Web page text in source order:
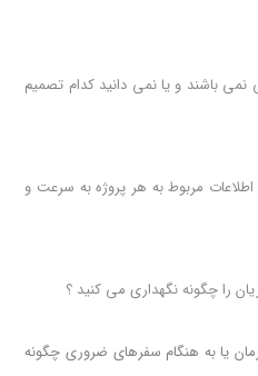
باشند و یا نمی دانید کدام تصمیم
مربوط به هر پروژه به سرعت و
یا به هنگام سفرهای ضروری چگونه